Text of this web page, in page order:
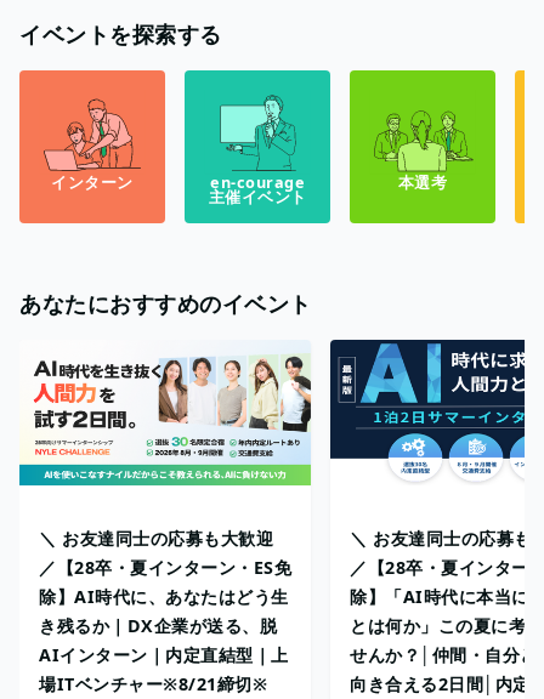
イベントを探索する
インターン en-courage
主催イベント
本選考
あなたにおすすめのイベント
＼ お友達同士の応募も大歓迎
／【28卒・夏インターン・ES免
除】AI時代に、あなたはどう生
き残るか｜DX企業が送る、脱
AIインターン｜内定直結型｜上
場ITベンチャー※8/21締切※
＼ お友達同士の応募も
／【28卒・夏インター
除】「AI時代に本当に
とは何か」この夏に考
せんか？│仲間・自分と
向き合える2日間│内定